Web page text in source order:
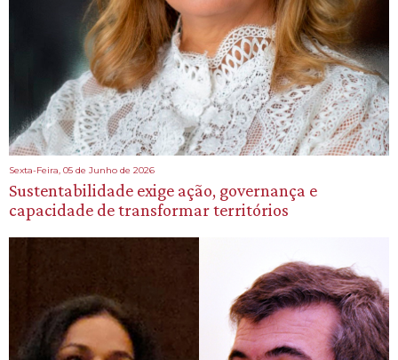
Sexta-Feira, 05 de Junho de 2026
Sustentabilidade exige ação, governança e
capacidade de transformar territórios